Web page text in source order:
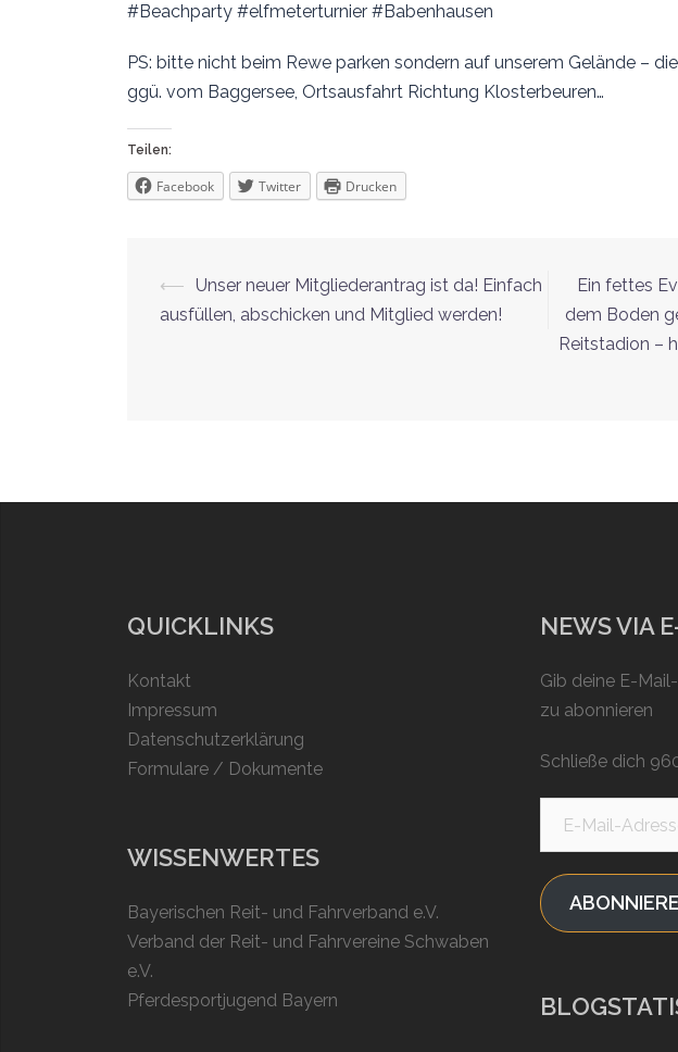
#Beachparty #elfmeterturnier #Babenhausen
PS: bitte nicht beim Rewe parken sondern auf unserem Gelände –
ggü. vom Baggersee, Ortsausfahrt Richtung Klosterbeuren…
Teilen:
Facebook Twitter Drucken
Beitrags-
⟵ Unser neuer Mitgliederantrag ist da! Einfach
ausfüllen, abschicken und Mitglied werden!
Ein fettes
dem Boden
Reitstadion –
QUICKLINKS
Kontakt
Impressum
Datenschutzerklärung
Formulare / Dokumente
WISSENWERTES
Bayerischen Reit- und Fahrverband e.V.
Verband der Reit- und Fahrvereine Schwaben
e.V.
Pferdesportjugend Bayern
NEWS VIA
Gib deine E-
zu abonnieren
Schließe dich
Adresse